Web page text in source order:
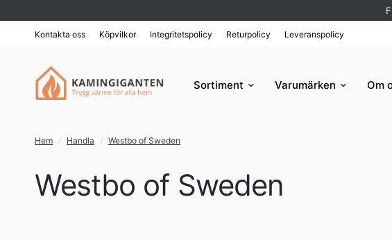
Kontakta oss Köpvilkor Integritetspolicy Returpolicy Leveranspolicy
Sortiment Varumärken Om
Hem / Handla / Westbo of Sweden
Westbo of Sweden